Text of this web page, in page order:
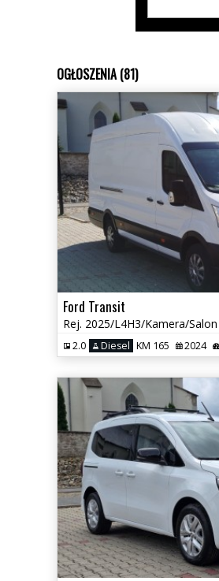
OGŁOSZENIA (81)
Ford Transit
2.0 Diesel KM 165 2024